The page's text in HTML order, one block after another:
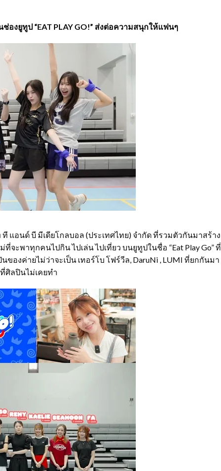
งยูทูป “EAT PLAY GO!” ส่งต่อความสนุกให้แฟนๆ
แอนด์ บี มีเดียโกลบอล (ประเทศไทย) จำกัด ที่รวมตัวกันมาสร้าง
ะพาทุกคนไปกิน ไปเล่น ไปเที่ยว บนยูทูปในชื่อ “Eat Play Go” ที่
งค่ายไม่ว่าจะเป็น เทอร์โบ โฟร์วีล, DaruNi , LUMI ที่ยกกันมา
ศิลปินไม่เคยทำ